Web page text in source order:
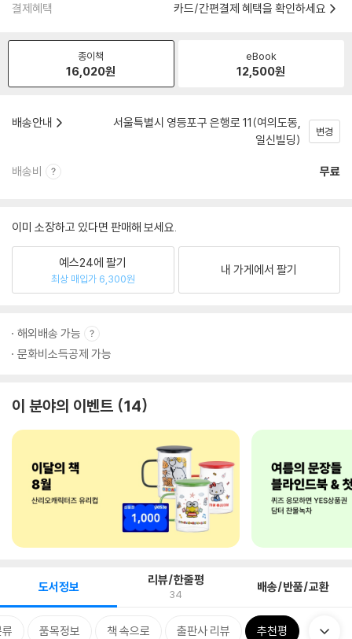
결제혜택 카드/간편결제 혜택을 확인하세요
종이책
16,020원
eBook
12,500원
배송안내
서울특별시 영등포구 은행로 11(여의도동,
일신빌딩)
변경
배송비 무료
이미 소장하고 있다면 판매해 보세요.
예스24에 팔기
최상 매입가 6,300원
내 가게에서 팔기
해외배송 가능
문화비소득공제 가능
이 분야의 이벤트 14
도서정보 리뷰/한줄평
34 배송/반품/교환
품목정보 책 속으로 출판사 리뷰 추천평